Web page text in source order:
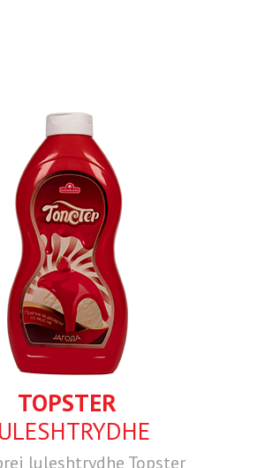
TOPSTER
luleshtrydhe Topster